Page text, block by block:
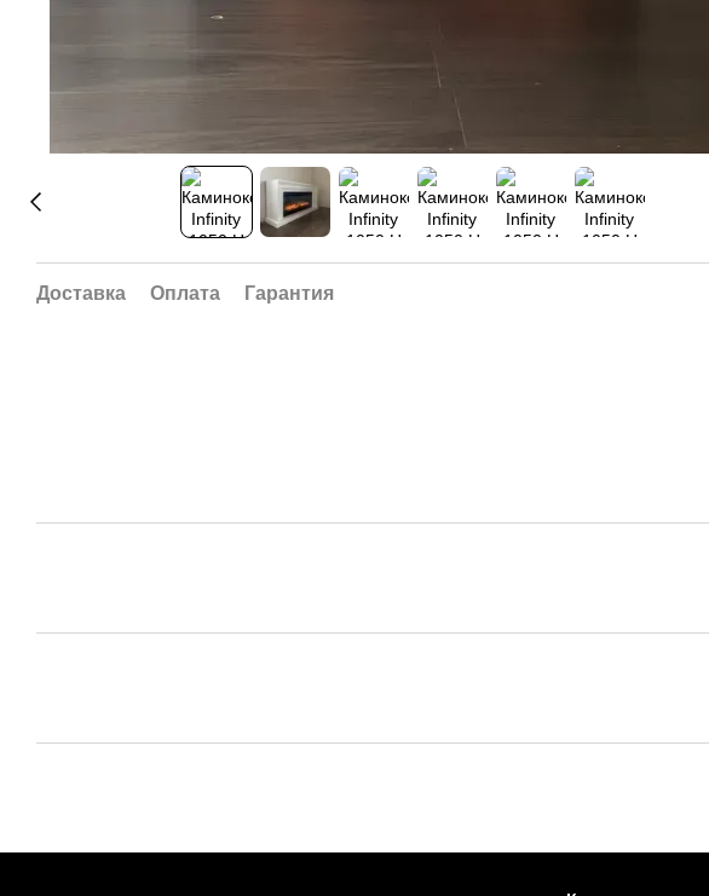
Доставка Оплата Гарантия